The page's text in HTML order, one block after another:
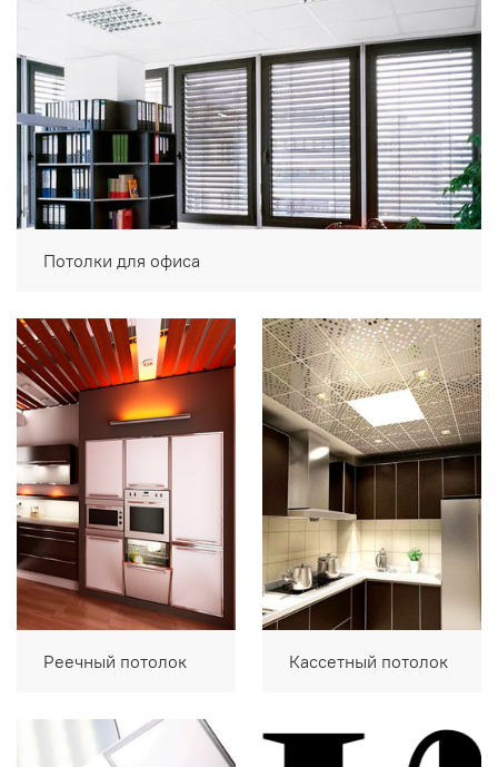
Потолки для офиса
Реечный потолок Кассетный потолок